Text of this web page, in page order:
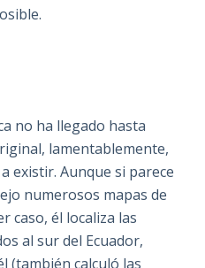
no ha llegado hasta
lamentablemente,
existir. Aunque si parece
numerosos mapas de
caso, él localiza las
al sur del Ecuador,
(también calculó las